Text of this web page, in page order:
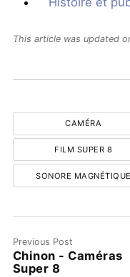
This article was updated
CAMÉRA
FILM SUPER 8
SONORE MAGNÉTIQUE
Previous Post
Chinon - Caméras
Super 8